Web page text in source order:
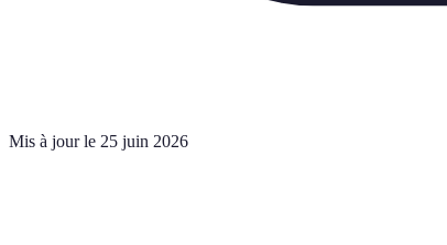
Mis à jour le 25 juin 2026